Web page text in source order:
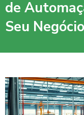
de
Seu Negócio